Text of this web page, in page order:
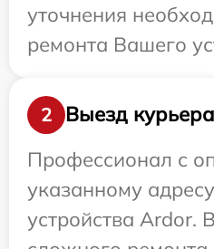
уточнения
ремонта Вашего
2
Выезд
Профессионал с
указанному
устройства Ardor.